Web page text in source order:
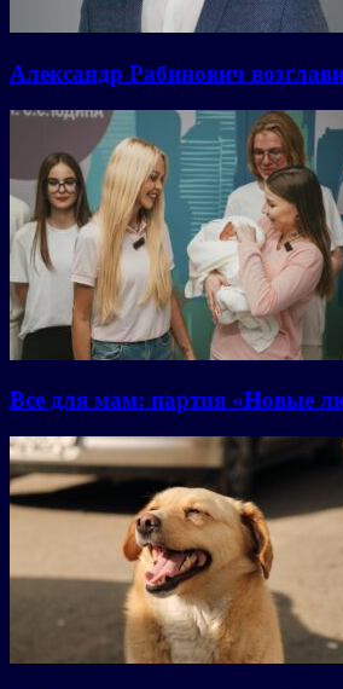
Александр Рабинович
Все для мам: партия «Новые